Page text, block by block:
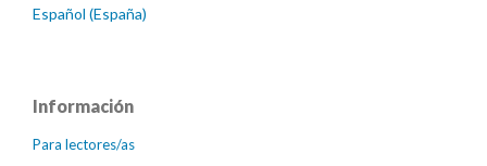
Español (España)
Información
Para lectores/as